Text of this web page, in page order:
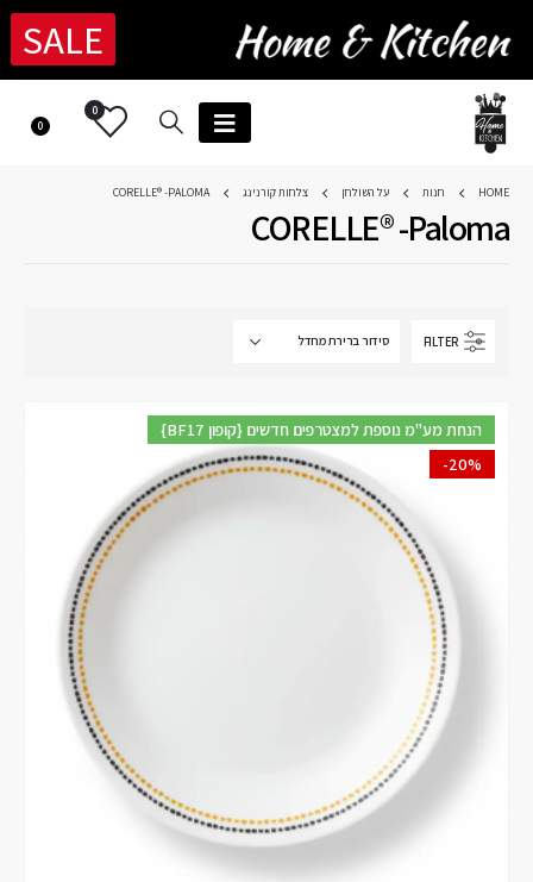
SALE
0
0
HOME חנות על השולחן צלחות קורנינג CORELLE® -PALOMA
CORELLE® -Paloma
FILTER
{BF17 קופון} הנחת מע"מ נוספת למצטרפים חדשים
-20%